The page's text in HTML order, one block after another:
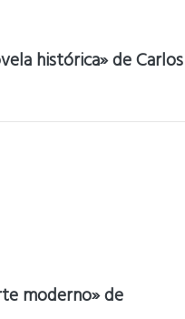
histórica» de Carlos
moderno» de